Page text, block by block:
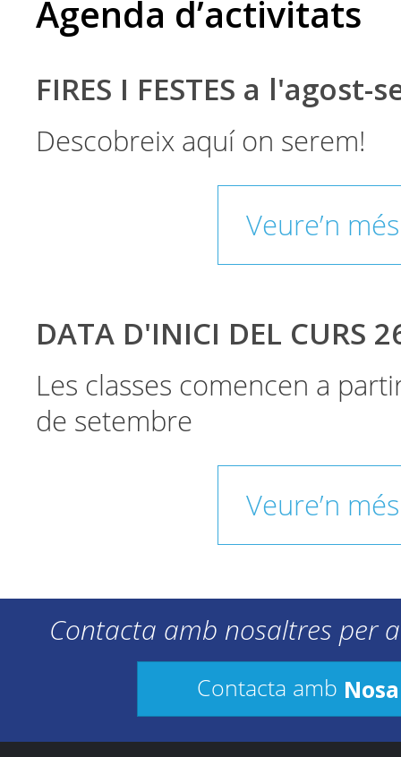
Agenda d’activitats
FIRES I FESTES a l'agost-
Descobreix aquí on serem!
Veure’n més
DATA D'INICI DEL CURS
Les classes comencen a
de setembre
Veure’n més
Contacta amb nosaltres per
Contacta amb